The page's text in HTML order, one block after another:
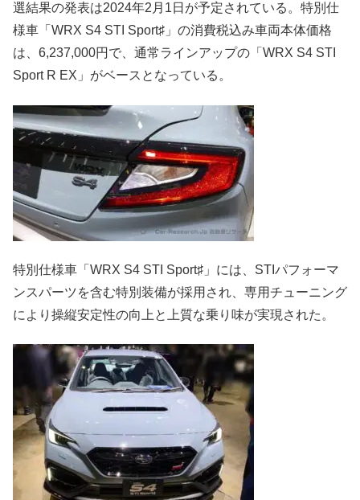
選結果の発表は2024年2月1日が予定されている。特別仕
様車「WRX S4 STI Sport♯」の消費税込み車両本体価格
は、6,237,000円で、通常ラインアップの「WRX S4 STI
Sport R EX」がベースとなっている。
特別仕様車「WRX S4 STI Sport♯」には、STIパフォーマ
ンスパーツを含む特別装備が採用され、専用チューニング
により操縦安定性の向上と上質な乗り味が実現された。